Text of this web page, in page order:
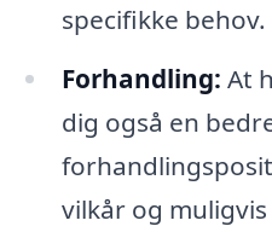
specifikke behov.
Forhandling: At
dig også en
vilkår og